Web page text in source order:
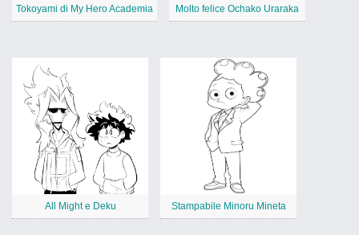
Tokoyami di My Hero Academia Molto felice Ochako Uraraka
All Might e Deku Stampabile Minoru Mineta